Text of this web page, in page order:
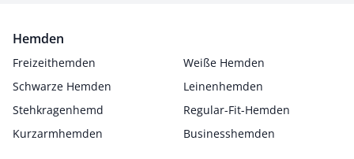
Hemden
Freizeithemden
Weiße Hemden
Schwarze Hemden
Leinenhemden
Stehkragenhemd
Regular-Fit-Hemden
Kurzarmhemden
Businesshemden